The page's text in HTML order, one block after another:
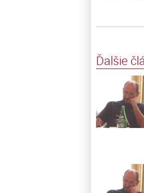
Ďalšie